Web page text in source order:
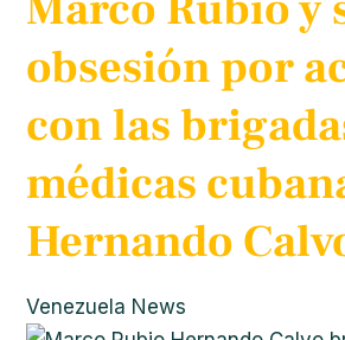
obsesión por
con las
médicas
Hernando
Venezuela News